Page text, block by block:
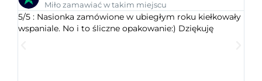
Miło zamawiać w takim miejscu
5/5 : Nasionka zamówione w ubiegłym roku kiełkowały
wspaniale. No i to śliczne opakowanie:) Dziękuję